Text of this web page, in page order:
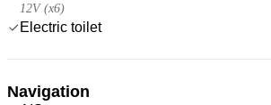
12V (x6)
Electric toilet
Navigation